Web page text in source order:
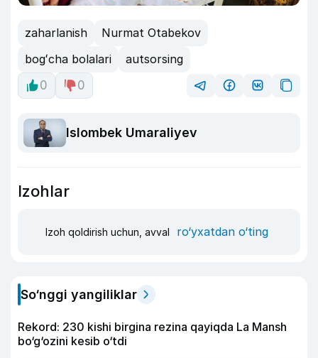
zaharlanish
Nurmat Otabekov
bogʻcha bolalari
autsorsing
0
0
Islombek Umaraliyev
Izohlar
Izoh qoldirish uchun, avval ro‘yxatdan o‘ting
So‘nggi yangiliklar
Rekord: 230 kishi birgina rezina qayiqda La Mansh
bo‘g‘ozini kesib o‘tdi